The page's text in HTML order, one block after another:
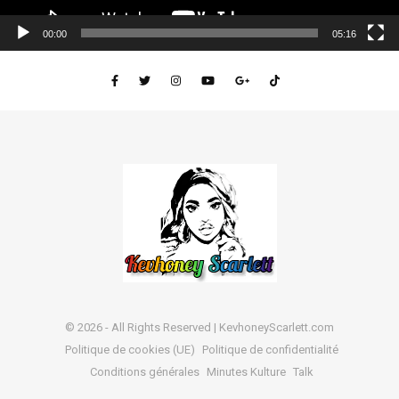
00:00 05:16
© 2026 - All Rights Reserved | KevhoneyScarlett.com
Politique de cookies (UE)
Politique de confidentialité
Conditions générales Minutes Kulture Talk